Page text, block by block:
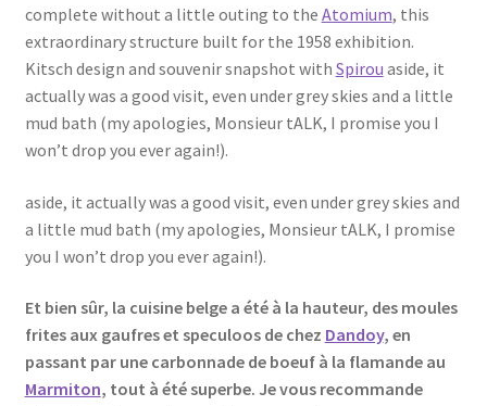
complete without a little outing to the Atomium, this
extraordinary structure built for the 1958 exhibition.
Kitsch design and souvenir snapshot with Spirou aside, it
actually was a good visit, even under grey skies and a little
mud bath (my apologies, Monsieur tALK, I promise you I
won’t drop you ever again!).
aside, it actually was a good visit, even under grey skies and
a little mud bath (my apologies, Monsieur tALK, I promise
you I won’t drop you ever again!).
Et bien sûr, la cuisine belge a été à la hauteur, des moules
frites aux gaufres et speculoos de chez Dandoy, en
passant par une carbonnade de boeuf à la flamande au
Marmiton, tout à été superbe. Je vous recommande